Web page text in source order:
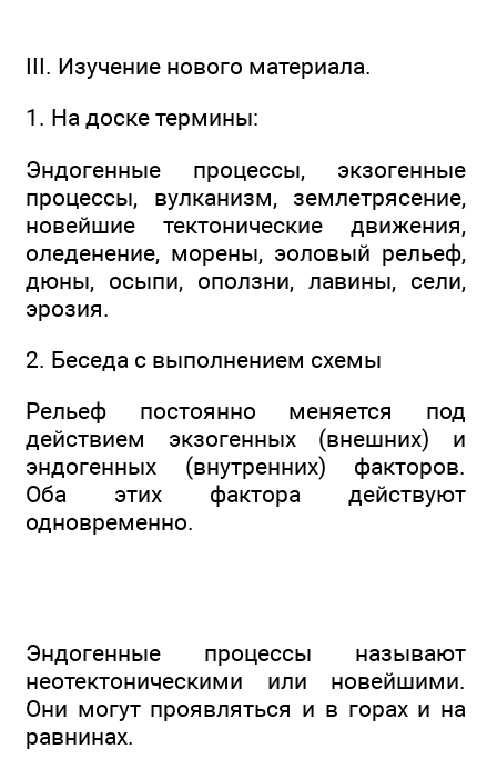
III. Изучение нового материала.
1. На доске термины:
Эндогенные процессы, экзогенные
процессы, вулканизм, землетрясение,
новейшие тектонические движения,
оледенение, морены, эоловый рельеф,
дюны, осыпи, оползни, лавины, сели,
эрозия.
2. Беседа с выполнением схемы
Рельеф постоянно меняется под
действием экзогенных (внешних) и
эндогенных (внутренних) факторов.
Оба этих фактора действуют
одновременно.
Эндогенные процессы называют
неотектоническими или новейшими.
Они могут проявляться и в горах и на
равнинах.